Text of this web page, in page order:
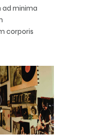
minima
corporis